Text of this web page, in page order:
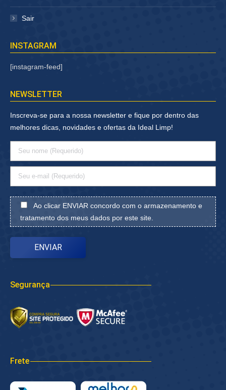
Sair
INSTAGRAM
[instagram-feed]
NEWSLETTER
Inscreva-se para a nossa newsletter e fique por dentro das
melhores dicas, novidades e ofertas da Ideal Limp!
Ao clicar ENVIAR concordo com o armazenamento e
tratamento dos meus dados por este site.
Segurança
Frete